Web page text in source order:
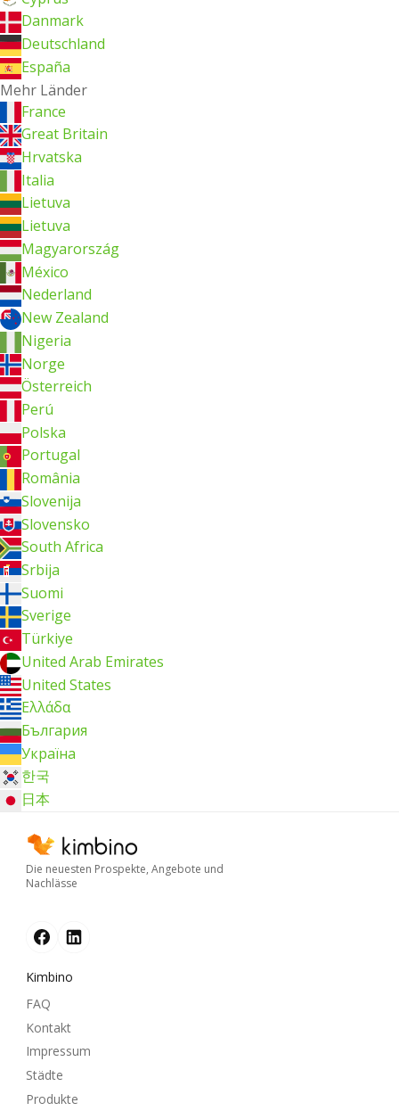
Danmark
Deutschland
España
Mehr Länder
France
Great Britain
Hrvatska
Italia
Lietuva
Lietuva
Magyarország
México
Nederland
New Zealand
Nigeria
Norge
Österreich
Perú
Polska
Portugal
România
Slovenija
Slovensko
South Africa
Srbija
Suomi
Sverige
Türkiye
United Arab Emirates
United States
Ελλάδα
България
Україна
한국
日本
Die neuesten Prospekte, Angebote und
Nachlässe
Kimbino
FAQ
Kontakt
Impressum
Städte
Produkte